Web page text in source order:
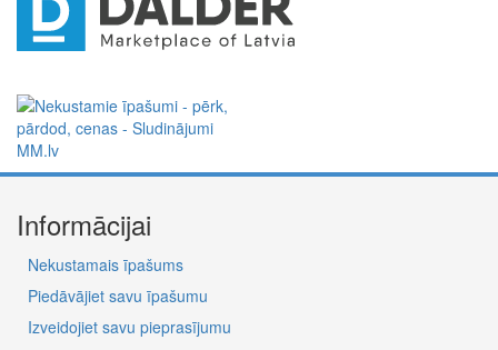
Informācijai
Nekustamais īpašums
Piedāvājiet savu īpašumu
Izveidojiet savu pieprasījumu